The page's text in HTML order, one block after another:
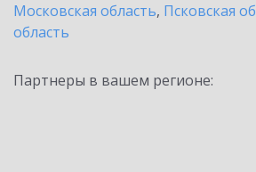
Московская область, Псковская
область
Партнеры в вашем регионе: